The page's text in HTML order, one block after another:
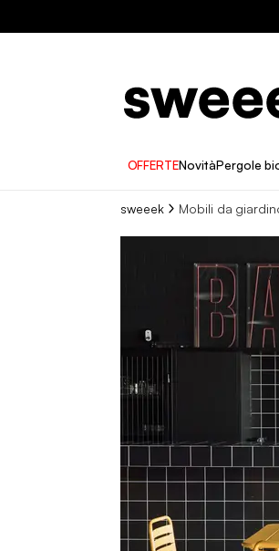
OFFERTENovitàPergole
sweeek Mobili da